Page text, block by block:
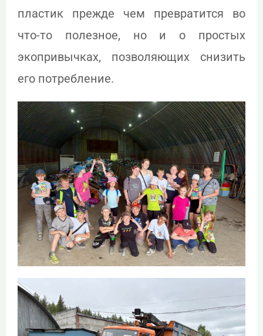
пластик прежде чем превратится во
что-то полезное, но и о простых
экопривычках, позволяющих снизить
его потребление.